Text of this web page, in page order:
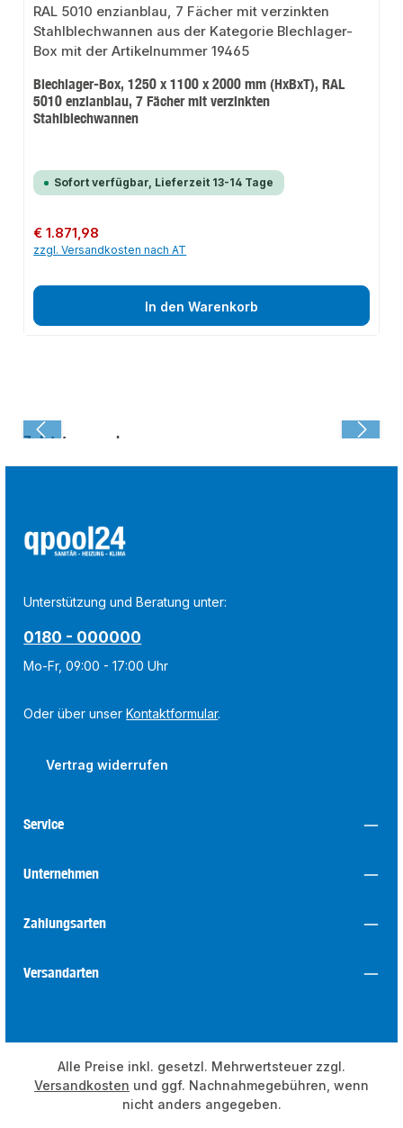
Blechlager-Box, 1250 x 1100 x 2000 mm (HxBxT), RAL
5010 enzianblau, 7 Fächer mit verzinkten
Stahlblechwannen
Sofort verfügbar, Lieferzeit 13-14 Tage
Regulärer Preis:
€ 1.871,98
zzgl. Versandkosten nach AT
In den Warenkorb
Zuletzt angesehen:
Unterstützung und Beratung unter:
0180 - 000000
Mo-Fr, 09:00 - 17:00 Uhr
Oder über unserKontaktformular.
Vertrag widerrufen
Service
Unternehmen
Zahlungsarten
Versandarten
Alle Preise inkl. gesetzl. Mehrwertsteuer zzgl.
Versandkosten und ggf. Nachnahmegebühren, wenn
nicht anders angegeben.